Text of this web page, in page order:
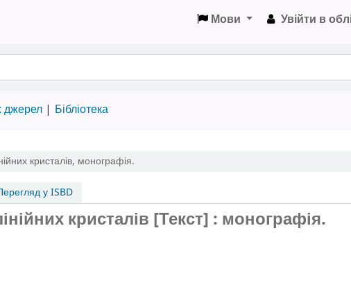
Мови Увійти в
джерел Бібліотека
кристалів, монографія.
у ISBD
кристалів [Текст] : монографія.